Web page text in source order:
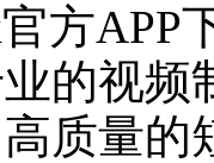
方APP
的视频
质量的